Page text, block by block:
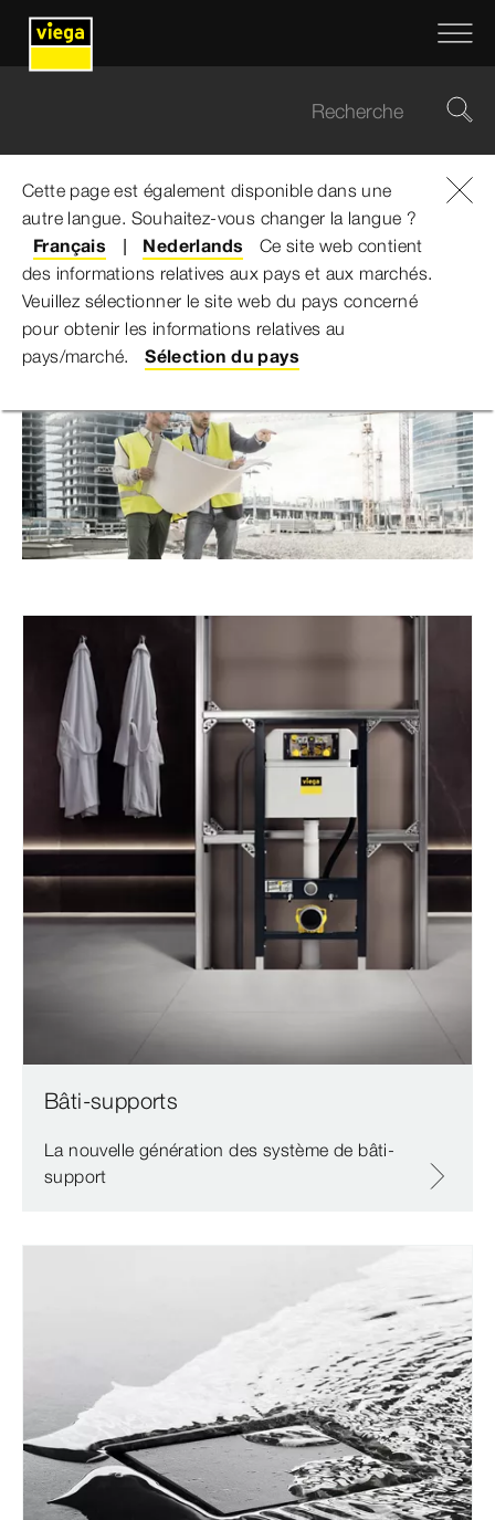
Cette page est également disponible dans une
autre langue. Souhaitez-vous changer la langue ?
Français
Nederlands
Ce site web contient
des informations relatives aux pays et aux marchés.
Veuillez sélectionner le site web du pays concerné
pour obtenir les informations relatives au
pays/marché.
Sélection du pays
Viega Belgium ... Applications
Applications
Bâti-supports
La nouvelle génération des système de bâti-
support